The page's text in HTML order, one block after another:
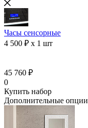
Часы сенсорные
4 500 ₽ x 1 шт
45 760 ₽
0
Купить набор
Дополнительные опции